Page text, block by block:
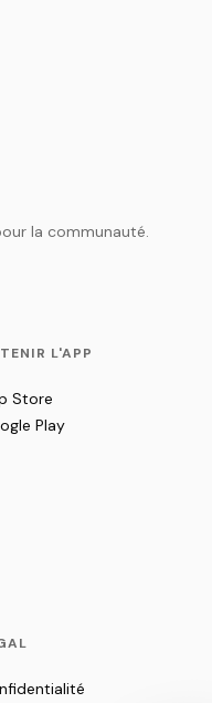
la communauté.
L'APP
Store
Play